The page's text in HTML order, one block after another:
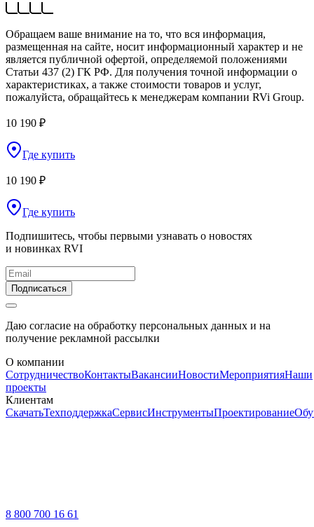
Обращаем ваше внимание на то, что вся информация,
размещенная на сайте, носит информационный характер и не
является публичной офертой, определяемой положениями
Статьи 437 (2) ГК РФ. Для получения точной информации о
характеристиках, а также стоимости товаров и услуг,
пожалуйста, обращайтесь к менеджерам компании RVi Group.
10 190 ₽
Где купить
10 190 ₽
Где купить
Подпишитесь, чтобы первыми узнавать о новостях
и новинках RVI
Подписаться
Даю согласие на обработку персональных данных и на
получение рекламной рассылки
О компании
СотрудничествоКонтактыВакансииНовостиМероприятияНаши
проекты
Клиентам
СкачатьТехподдержкаСервисИнструментыПроектирование
8 800 700 16 61